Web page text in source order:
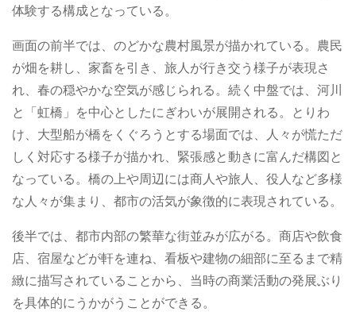
体験する構成となっている。
画面の前半では、のどかな農村風景が描かれている。農民
が畑を耕し、家畜を引き、旅人が行き交う様子が表現さ
れ、春の穏やかな空気が感じられる。続く中盤では、河川
と「虹橋」を中心としたにぎわいが展開される。とりわ
け、大型船が橋をくぐろうとする場面では、人々が慌ただ
しく対応する様子が描かれ、緊張感と動きに富んだ構図と
なっている。橋の上や周辺には商人や旅人、役人など多様
な人々が集まり、都市の活気が象徴的に表現されている。
後半では、都市内部の繁華な街並みが広がる。商店や飲食
店、宿屋などが軒を連ね、看板や建物の細部に至るまで精
緻に描写されていることから、当時の商業活動の発展ぶり
を具体的にうかがうことができる。